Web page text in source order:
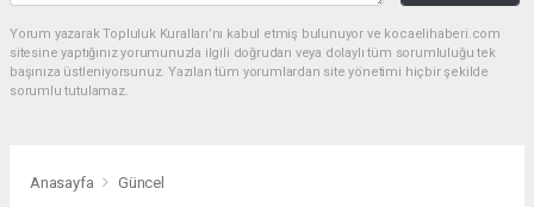
Yorum yazarak Topluluk Kuralları’nı kabul etmiş bulunuyor ve kocaelihaberi.com
sitesine yaptığınız yorumunuzla ilgili doğrudan veya dolaylı tüm sorumluluğu tek
başınıza üstleniyorsunuz. Yazılan tüm yorumlardan site yönetimi hiçbir şekilde
sorumlu tutulamaz.
Anasayfa Güncel